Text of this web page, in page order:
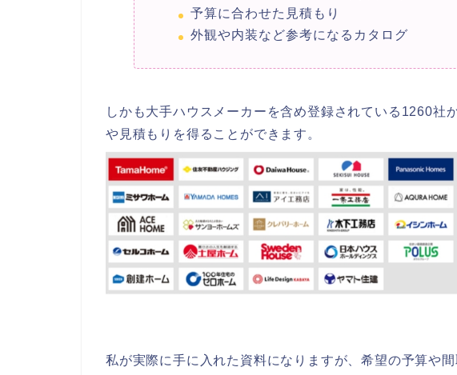
予算に合わせた見積もり
外観や内装など参考になるカタログ
しかも大手ハウスメーカーを含め登録されている1260社か
や見積もりを得ることができます。
私が実際に手に入れた資料になりますが、希望の予算や